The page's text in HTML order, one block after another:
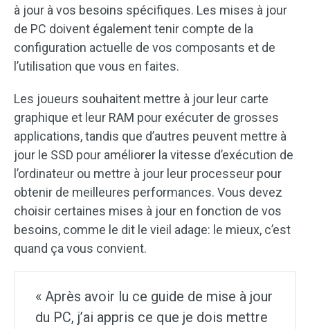
à jour à vos besoins spécifiques. Les mises à jour
de PC doivent également tenir compte de la
configuration actuelle de vos composants et de
l’utilisation que vous en faites.
Les joueurs souhaitent mettre à jour leur carte
graphique et leur RAM pour exécuter de grosses
applications, tandis que d’autres peuvent mettre à
jour le SSD pour améliorer la vitesse d’exécution de
l’ordinateur ou mettre à jour leur processeur pour
obtenir de meilleures performances. Vous devez
choisir certaines mises à jour en fonction de vos
besoins, comme le dit le vieil adage: le mieux, c’est
quand ça vous convient.
« Après avoir lu ce guide de mise à jour
du PC, j’ai appris ce que je dois mettre